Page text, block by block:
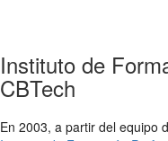
Instituto de
CBTech
En 2003, a partir del equipo